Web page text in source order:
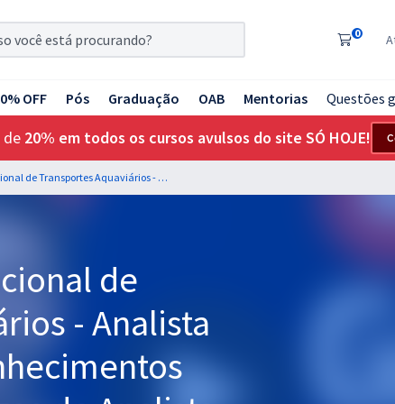
0
OFF Pós Graduação OAB Mentorias Questões
de 20% em todos os cursos avulsos do site SÓ HOJE!
ANTAQ - Agência Nacional de Transportes Aquaviários - Analista Administrativo - Conhecimentos Básicos para os Cargos de Analista Administrativo
de
- Analista